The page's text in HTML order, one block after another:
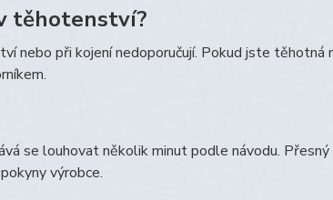
těhotenství?
nebo při kojení nedoporučují. Pokud jste těhotná
se louhovat několik minut podle návodu.
výrobce.